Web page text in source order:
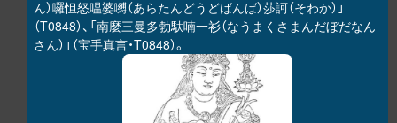
ん）囉怛怒嗢婆嚩（あらたんどうどばんば）莎訶（そわか）」
（T0848）、「南麼三曼多勃馱喃一衫（なうまくさまんだぼだなん
さん）」（宝手真言・T0848）。